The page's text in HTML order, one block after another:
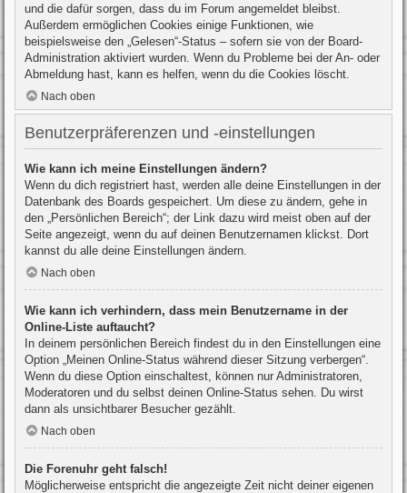
und die dafür sorgen, dass du im Forum angemeldet bleibst.
Außerdem ermöglichen Cookies einige Funktionen, wie
beispielsweise den „Gelesen“-Status – sofern sie von der Board-
Administration aktiviert wurden. Wenn du Probleme bei der An- oder
Abmeldung hast, kann es helfen, wenn du die Cookies löscht.
Nach oben
Benutzerpräferenzen und -einstellungen
Wie kann ich meine Einstellungen ändern?
Wenn du dich registriert hast, werden alle deine Einstellungen in der
Datenbank des Boards gespeichert. Um diese zu ändern, gehe in
den „Persönlichen Bereich“; der Link dazu wird meist oben auf der
Seite angezeigt, wenn du auf deinen Benutzernamen klickst. Dort
kannst du alle deine Einstellungen ändern.
Nach oben
Wie kann ich verhindern, dass mein Benutzername in der
Online-Liste auftaucht?
In deinem persönlichen Bereich findest du in den Einstellungen eine
Option „Meinen Online-Status während dieser Sitzung verbergen“.
Wenn du diese Option einschaltest, können nur Administratoren,
Moderatoren und du selbst deinen Online-Status sehen. Du wirst
dann als unsichtbarer Besucher gezählt.
Nach oben
Die Forenuhr geht falsch!
Möglicherweise entspricht die angezeigte Zeit nicht deiner eigenen